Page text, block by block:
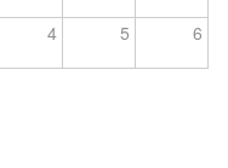
4 5 6